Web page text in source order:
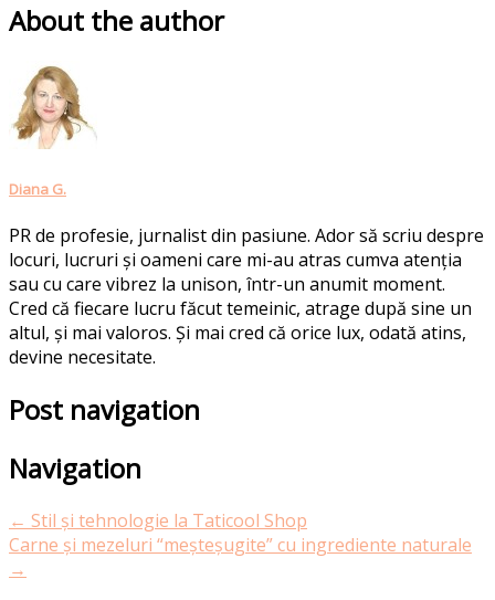
About the author
Diana G.
PR de profesie, jurnalist din pasiune. Ador să scriu despre
locuri, lucruri și oameni care mi-au atras cumva atenția
sau cu care vibrez la unison, într-un anumit moment.
Cred că fiecare lucru făcut temeinic, atrage după sine un
altul, și mai valoros. Și mai cred că orice lux, odată atins,
devine necesitate.
Post navigation
Navigation
← Stil și tehnologie la Taticool Shop
Carne și mezeluri “meșteșugite” cu ingrediente naturale
→